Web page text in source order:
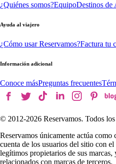
¿Quiénes somos?EquipoDestinos de
Ayuda al viajero
¿Cómo usar Reservamos?Factura tu
Información adicional
Conoce másPreguntas frecuentes
© 2012-2026 Reservamos. Todos
Reservamos únicamente actúa
cuenta de los usuarios del sitio con
legítimos propietarios de sus
relacionados con marcas de terceros.